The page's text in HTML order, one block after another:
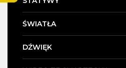
ŚWIATŁA
DŹWIĘK